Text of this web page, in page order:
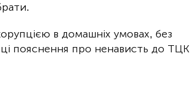
в домашніх умовах, без
ці пояснення про ненависть до ТЦК